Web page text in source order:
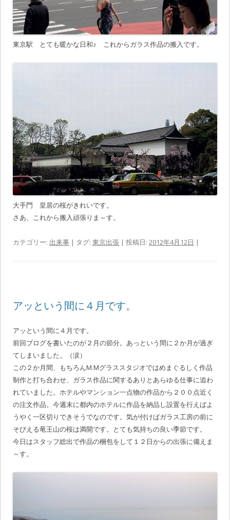
東京駅 とても暖かな日和♪ これからガラス作品の搬入です。
大手門 皇居の桜がきれいです。
さあ、これから搬入頑張りま～す。
カテゴリー: 出来事 | タグ: 東京出張 | 投稿日: 2012年4月12日 |
アッという間に４月です。
アッという間に４月です。
前回ブログを書いたのが２月の節分。あっという間に２か月が過ぎ
てしまいました。（涙）
この２か月間、もちろんM.Mグラススタジオではめまぐるしく作品
制作と打ち合わせ、ガラス作品に関するありとあらゆる仕事に追わ
れていました。ホテルやマンション一点物の作品から２００点近く
の注文作品。今週末に都内のホテルに作品を納品し設置を行えばよ
うやく一区切りできそうでなのです。気が付けばガラス工房の前に
そびえる竜王山の桜は満開です。とても気持ちの良い季節です。
今日はスタッフ総出で作品の梱包をして１２日からの出張に備えま
～す。